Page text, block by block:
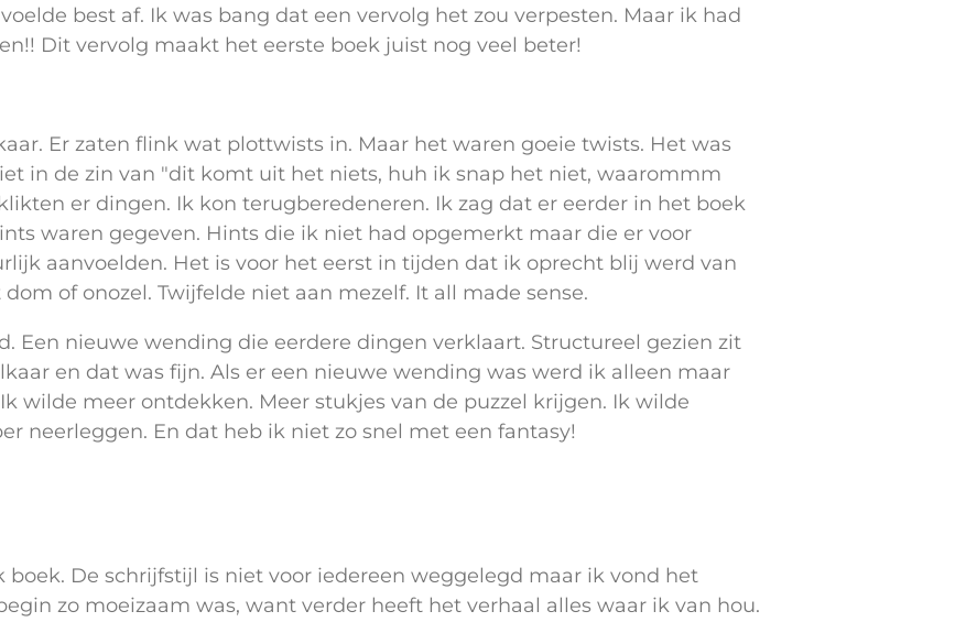
best af. Ik was bang dat een vervolg het zou verpesten. Maar ik had
Dit vervolg maakt het eerste boek juist nog veel beter!
Er zaten flink wat plottwists in. Maar het waren goeie twists. Het was
in de zin van "dit komt uit het niets, huh ik snap het niet, waarommm
er dingen. Ik kon terugberedeneren. Ik zag dat er eerder in het boek
waren gegeven. Hints die ik niet had opgemerkt maar die er voor
aanvoelden. Het is voor het eerst in tijden dat ik oprecht blij werd van
of onozel. Twijfelde niet aan mezelf. It all made sense.
Een nieuwe wending die eerdere dingen verklaart. Structureel gezien zit
en dat was fijn. Als er een nieuwe wending was werd ik alleen maar
wilde meer ontdekken. Meer stukjes van de puzzel krijgen. Ik wilde
neerleggen. En dat heb ik niet zo snel met een fantasy!
boek. De schrijfstijl is niet voor iedereen weggelegd maar ik vond het
zo moeizaam was, want verder heeft het verhaal alles waar ik van hou.